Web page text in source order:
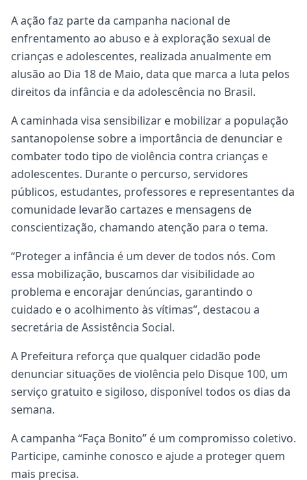
A ação faz parte da campanha nacional de
enfrentamento ao abuso e à exploração sexual de
crianças e adolescentes, realizada anualmente em
alusão ao Dia 18 de Maio, data que marca a luta pelos
direitos da infância e da adolescência no Brasil.
A caminhada visa sensibilizar e mobilizar a população
santanopolense sobre a importância de denunciar e
combater todo tipo de violência contra crianças e
adolescentes. Durante o percurso, servidores
públicos, estudantes, professores e representantes da
comunidade levarão cartazes e mensagens de
conscientização, chamando atenção para o tema.
“Proteger a infância é um dever de todos nós. Com
essa mobilização, buscamos dar visibilidade ao
problema e encorajar denúncias, garantindo o
cuidado e o acolhimento às vítimas”, destacou a
secretária de Assistência Social.
A Prefeitura reforça que qualquer cidadão pode
denunciar situações de violência pelo Disque 100, um
serviço gratuito e sigiloso, disponível todos os dias da
semana.
A campanha “Faça Bonito” é um compromisso coletivo.
Participe, caminhe conosco e ajude a proteger quem
mais precisa.